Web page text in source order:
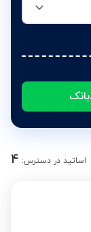
اساتید در دسترس: 4